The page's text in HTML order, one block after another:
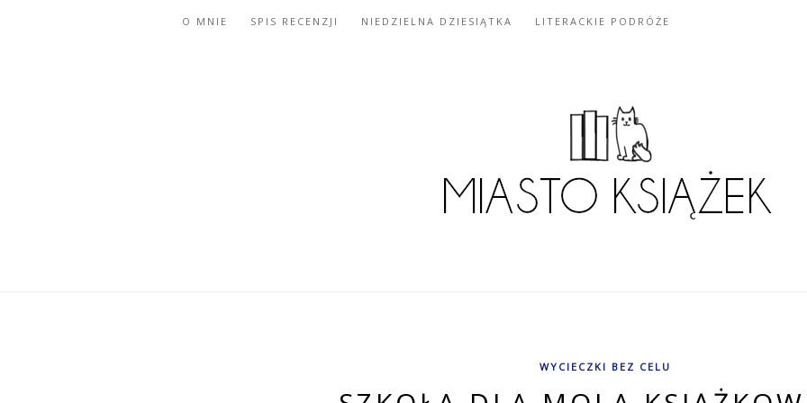
O MNIE SPIS RECENZJI NIEDZIELNA DZIESIĄTKA LITERACKIE PODRÓŻE
WYCIECZKI BEZ CELU